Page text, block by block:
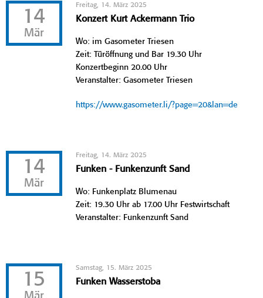
14
Mär
Freitag, 14. März 2025
Konzert Kurt Ackermann Trio
Wo: im Gasometer Triesen
Zeit: Türöffnung und Bar 19.30 Uhr
Konzertbeginn 20.00 Uhr
Veranstalter: Gasometer Triesen
https://www.gasometer.li/?page=20&lan=de
14
Mär
Freitag, 14. März 2025
Funken - Funkenzunft Sand
Wo: Funkenplatz Blumenau
Zeit: 19.30 Uhr ab 17.00 Uhr Festwirtschaft
Veranstalter: Funkenzunft Sand
15
Samstag, 15. März 2025
Funken Wasserstoba